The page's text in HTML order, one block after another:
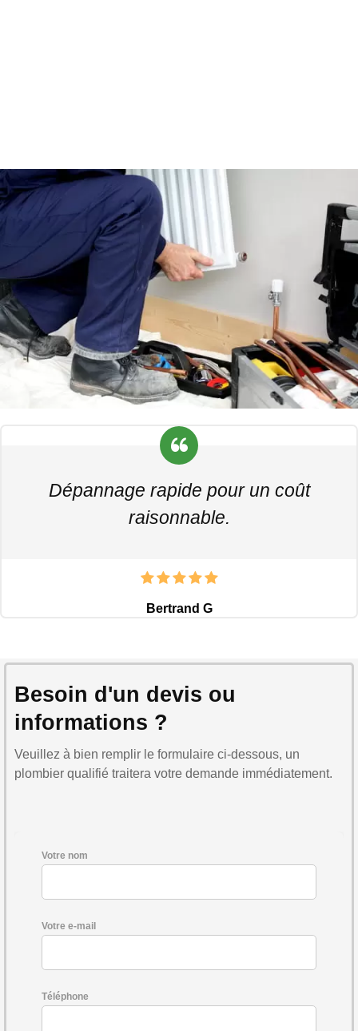
Dépannage rapide pour un coût
raisonnable.
Bertrand G
Besoin d'un devis ou
informations ?
Veuillez à bien remplir le formulaire ci-dessous, un
plombier qualifié traitera votre demande immédiatement.
Votre nom
Votre e-mail
Téléphone